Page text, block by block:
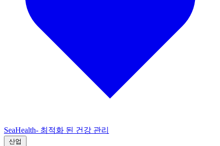
SeaHealth- 최적화 된 건강 관리